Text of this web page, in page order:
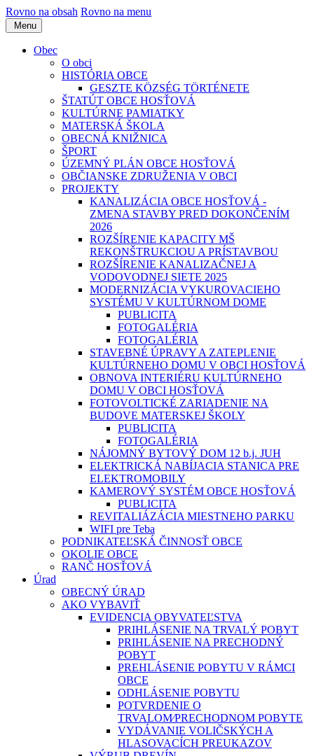
Rovno na obsah Rovno na menu
Menu
Obec
O obci
HISTÓRIA OBCE
GESZTE KÖZSÉG TÖRTÉNETE
ŠTATÚT OBCE HOSŤOVÁ
KULTÚRNE PAMIATKY
MATERSKÁ ŠKOLA
OBECNÁ KNIŽNICA
ŠPORT
ÚZEMNÝ PLÁN OBCE HOSŤOVÁ
OBČIANSKE ZDRUŽENIA V OBCI
PROJEKTY
KANALIZÁCIA OBCE HOSŤOVÁ -
ZMENA STAVBY PRED DOKONČENÍM
2026
ROZŠÍRENIE KAPACITY MŠ
REKONŠTRUKCIOU A PRÍSTAVBOU
ROZŠÍRENIE KANALIZAČNEJ A
VODOVODNEJ SIETE 2025
MODERNIZÁCIA VYKUROVACIEHO
SYSTÉMU V KULTÚRNOM DOME
PUBLICITA
FOTOGALÉRIA
FOTOGALÉRIA
STAVEBNÉ ÚPRAVY A ZATEPLENIE
KULTÚRNEHO DOMU V OBCI HOSŤOVÁ
OBNOVA INTERIÉRU KULTÚRNEHO
DOMU V OBCI HOSŤOVÁ
FOTOVOLTICKÉ ZARIADENIE NA
BUDOVE MATERSKEJ ŠKOLY
PUBLICITA
FOTOGALÉRIA
NÁJOMNÝ BYTOVÝ DOM 12 b.j. JUH
ELEKTRICKÁ NABÍJACIA STANICA PRE
ELEKTROMOBILY
KAMEROVÝ SYSTÉM OBCE HOSŤOVÁ
PUBLICITA
REVITALIÁZÁCIA MIESTNEHO PARKU
WIFI pre Teba
PODNIKATEĽSKÁ ČINNOSŤ OBCE
OKOLIE OBCE
RANČ HOSŤOVÁ
Úrad
OBECNÝ ÚRAD
AKO VYBAVIŤ
EVIDENCIA OBYVATEĽSTVA
PRIHLÁSENIE NA TRVALÝ POBYT
PRIHLÁSENIE NA PRECHODNÝ
POBYT
PREHLÁSENIE POBYTU V RÁMCI
OBCE
ODHLÁSENIE POBYTU
POTVRDENIE O
TRVALOM⁄PRECHODNOM POBYTE
VYDÁVANIE VOLIČSKÝCH A
HLASOVACÍCH PREUKAZOV